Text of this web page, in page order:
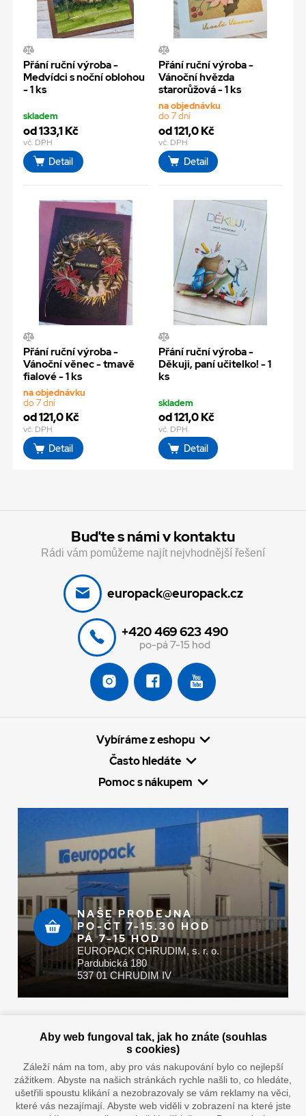
Přání ruční výroba -
Medvídci s noční oblohou
- 1 ks
skladem
od 133,1 Kč
vč. DPH
Detail
Přání ruční výroba -
Vánoční hvězda
starorůžová - 1 ks
na objednávku
do 7 dní
od 121,0 Kč
vč. DPH
Detail
Přání ruční výroba -
Vánoční věnec - tmavě
fialové - 1 ks
na objednávku
do 7 dní
od 121,0 Kč
vč. DPH
Detail
Přání ruční výroba -
Děkuji, paní učitelko! - 1
ks
skladem
od 121,0 Kč
vč. DPH
Detail
Buďte s námi v kontaktu
Rádi vám pomůžeme najít nejvhodnější řešení
europack@europack.cz
+420 469 623 490
po-pá 7-15 hod
Vybíráme z eshopu
Často hledáte
Pomoc s nákupem
NAŠE PRODEJNA
PO-ČT 7-15.30 HOD
PÁ 7-15 HOD
EUROPACK CHRUDIM, s. r. o.
Pardubická 180
537 01 CHRUDIM IV
Doprava vaším oblíbeným dopravcem
Aby web fungoval tak, jak ho znáte (souhlas
s cookies)
Záleží nám na tom, aby pro vás nakupování bylo co nejlepší
zážitkem. Abyste na našich stránkách rychle našli to, co hledáte,
ušetřili spoustu klikání a nezobrazovaly se vám reklamy na věci,
které vás nezajímají. Abyste web viděli v zobrazení na které jste